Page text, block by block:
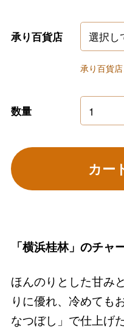
承り百貨店
承り百貨
数量
カー
「横浜桂林」のチャ
ほんのりとした甘み
りに優れ、冷めても
なつぼし」で仕上げ